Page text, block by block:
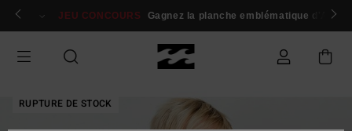
Passer
Se connecter / s'inscrire
JEU CONCOURS Gagnez la planche emblématique d'Andy
RUPTURE DE STOCK